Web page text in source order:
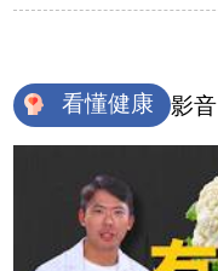
看懂健康 影音